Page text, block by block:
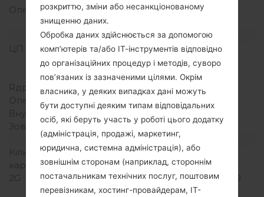
Операційна система
Android 6.0.1
Апаратне забезпечення
ЦП (процесор)
1.3 GHz Cortex-A7
Qualcomm MSM8909
Snapdragon 210
Ядра процесора
Чотирьохядерний
Оперативна память
Внутрішня память
Зовнішня память
microSD, до 256 GB
Мережа та дані
Кількість місць для сім
карт
2 Мікро SIM
2G
GSM 850/900/1800/1900
MHz
розкриттю, зміни або несанкціонованому
знищенню даних.
Обробка даних здійснюється за допомогою
комп’ютерів та/або ІТ-інструментів відповідно
до організаційних процедур і методів, суворо
пов’язаних із зазначеними цілями. Окрім
власника, у деяких випадках дані можуть
бути доступні деяким типам відповідальних
осіб, які беруть участь у роботі цього додатку
(адміністрація, продажі, маркетинг,
юридична, системна адміністрація), або
зовнішнім сторонам (наприклад, стороннім
постачальникам технічних послуг, поштовим
перевізникам, хостинг-провайдерам, ІТ-